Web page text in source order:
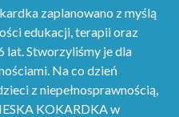
zaplanowano z myślą
edukacji, terapii oraz
lat. Stworzyliśmy je dla
Na co dzień
z niepełnosprawnością,
KOKARDKA w